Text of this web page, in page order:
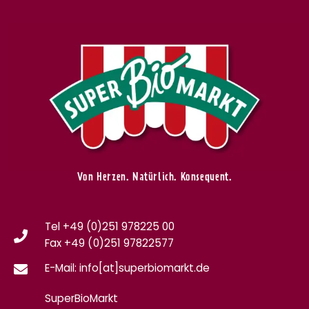
Von Herzen. Natürlich. Konsequent.
Tel +49 (0)251 978225 00
Fax +49 (0)251 97822577
E-Mail: info[at]superbiomarkt.de
SuperBioMarkt